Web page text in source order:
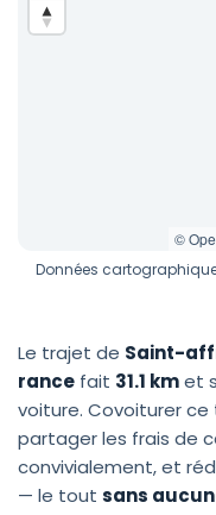
©
Données
Le trajet de Saint-
rance fait 31.1 kmet
voiture. Covoiturer
partager les frais de
convivialement, et
— le tout sans